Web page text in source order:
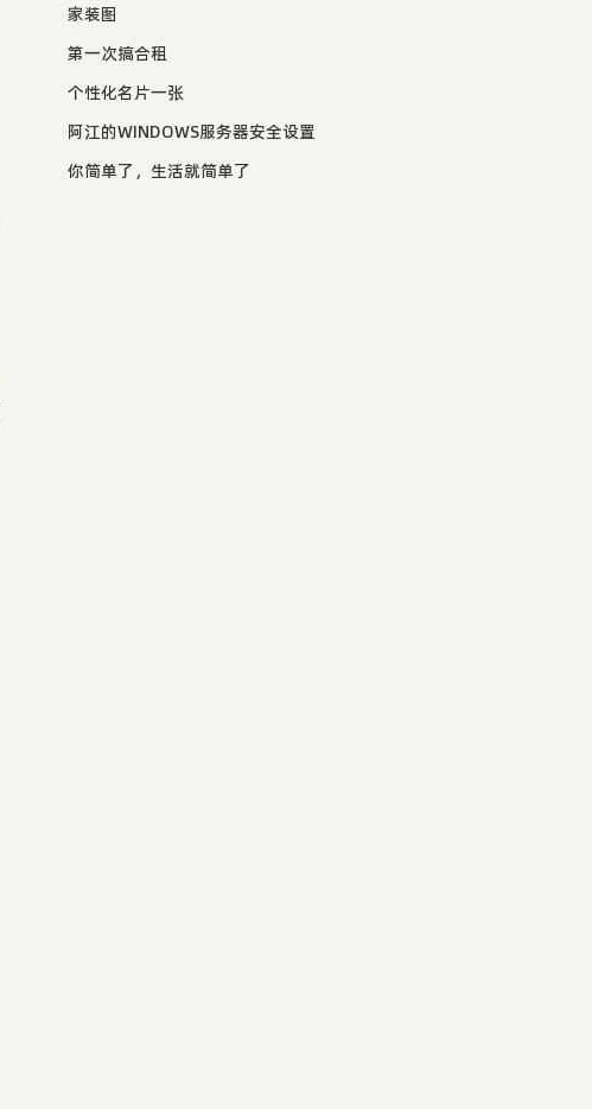
家装图
第一次搞合租
个性化名片一张
阿江的WINDOWS服务器安全设置
你简单了，生活就简单了